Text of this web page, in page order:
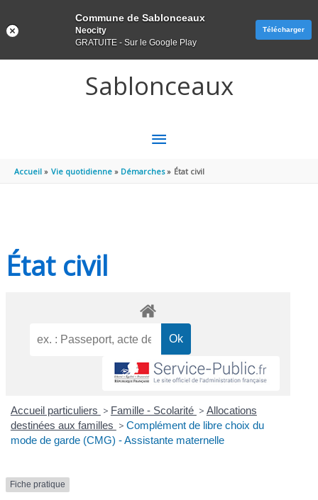
Sablonceaux
MENU
PRINCIPAL
Accueil Vie quotidienne Démarches État civil
État civil
Accueil particuliers > Famille - Scolarité > Allocations
destinées aux familles > Complément de libre choix du
mode de garde (CMG) - Assistante maternelle
Fiche pratique
Commune de Sablonceaux
Neocity
GRATUITE - Sur le Google Play
Télécharger